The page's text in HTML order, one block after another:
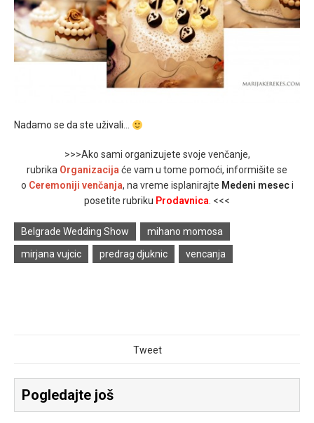
Nadamo se da ste uživali…
>>>Ako sami organizujete svoje venčanje,
rubrika Organizacijaće vam u tome pomoći, informišite se
o Ceremoniji venčanja, na vreme isplanirajte Medeni mesec i
posetite rubriku Prodavnica. <<<
Belgrade Wedding Show
mihano momosa
mirjana vujcic
predrag djuknic vencanja
Tweet
Pogledajte još